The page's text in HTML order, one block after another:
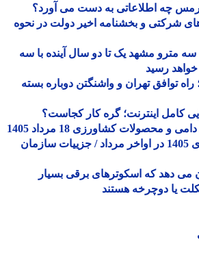
چه اطلاعاتی به دست می آورد؟
شرکتی و بخشنامه اخیر دولت در نحوه
مشهد یک تا دو سال آینده با سه
رسید
شرط؛ راه توافق تهران و واشنگتن دوباره بسته
اینترنت؛ گره کار کجاست؟
کشاورزی 18 مرداد 1405
اعلام نتایج نهایی دکتری 1405 در اواخر مرداد / جزییات سازمان
دهد که اسکوترهای برقی بسیار
دوچرخه هستند